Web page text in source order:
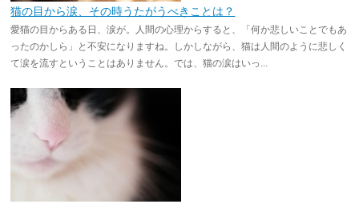
猫の目から涙、その時うたがうべきことは？
愛猫の目からある日、涙が。人間の心理からすると、「何か悲しいことでもあ
ったのかしら」と不安になりますね。しかしながら、猫は人間のように悲しく
て涙を流すということはありません。では、猫の涙はいっ...